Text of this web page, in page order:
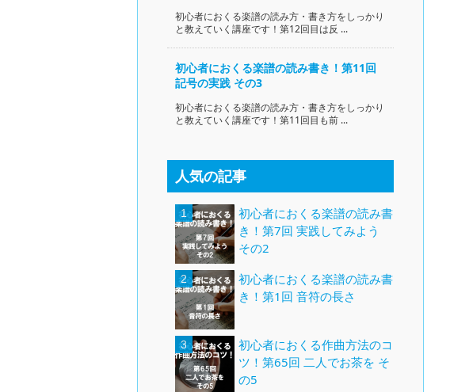
初心者におくる楽譜の読み方・書き方をしっかり
と教えていく講座です！第12回目は反 ...
初心者におくる楽譜の読み書き！第11回
記号の実践 その3
初心者におくる楽譜の読み方・書き方をしっかり
と教えていく講座です！第11回目も前 ...
人気の記事
初心者におくる楽譜の読み書
き！第7回 実践してみよう
その2
初心者におくる楽譜の読み書
き！第1回 音符の長さ
初心者におくる作曲方法のコ
ツ！第65回 二人でお茶を そ
の5